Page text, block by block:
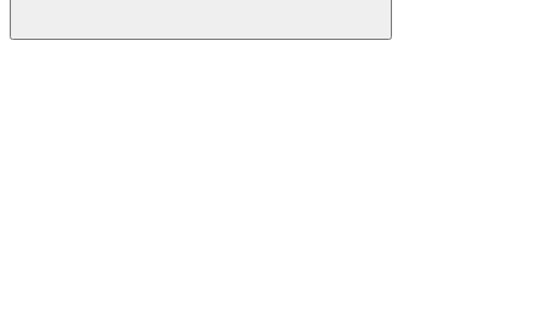
Buscar